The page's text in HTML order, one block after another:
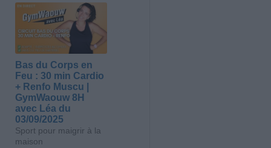
Bas du Corps en
Feu : 30 min Cardio
+ Renfo Muscu |
GymWaouw 8H
avec Léa du
03/09/2025
Sport pour maigrir à la
maison